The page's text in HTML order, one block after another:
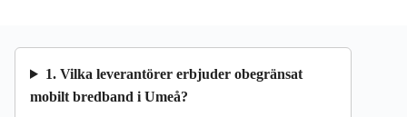
1. Vilka leverantörer erbjuder obegränsat
mobilt bredband i Umeå?